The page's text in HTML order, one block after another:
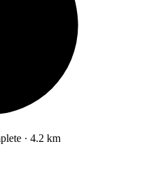
· 4.2 km